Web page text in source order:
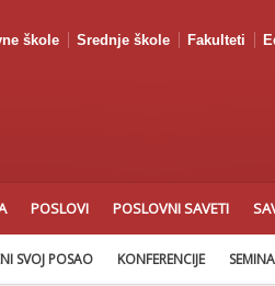
škole Srednje škole Fakulteti
POSLOVI POSLOVNI SAVETI
SVOJ POSAO KONFERENCIJE